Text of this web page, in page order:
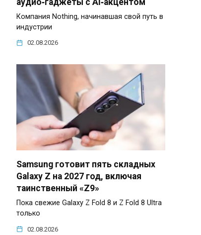
Компания Nothing, начинавшая свой путь в
индустрии
02.08.2026
Samsung готовит пять складных
Galaxy Z на 2027 год, включая
таинственный «Z9»
Пока свежие Galaxy Z Fold 8 и Z Fold 8 Ultra
только
02.08.2026